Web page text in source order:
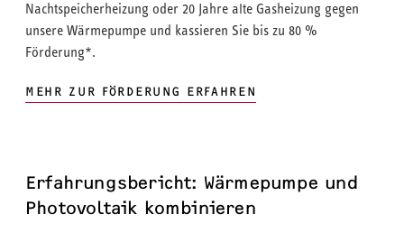
Nachtspeicherheizung oder 20 Jahre alte Gasheizung gegen
unsere Wärmepumpe und kassieren Sie bis zu 80 %
Förderung*.
MEHR ZUR FÖRDERUNG ERFAHREN
Erfahrungsbericht: Wärmepumpe und
Photovoltaik kombinieren